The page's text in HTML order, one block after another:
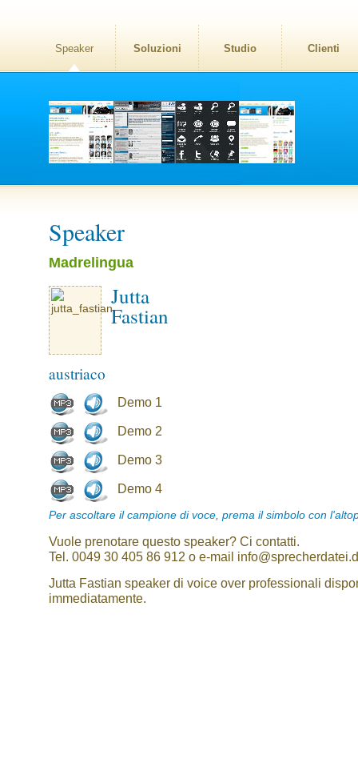
Speaker Soluzioni Studio Clienti
Speaker
Madrelingua
Jutta
Fastian
austriaco
Demo 1
Demo 2
Demo 3
Demo 4
Per ascoltare il campione di voce, prema il simbolo con
Vuole prenotare questo speaker? Ci contatti.
Tel. 0049 30 405 86 912 o e-mail
Jutta Fastian speaker di voice over professionali
immediatamente.